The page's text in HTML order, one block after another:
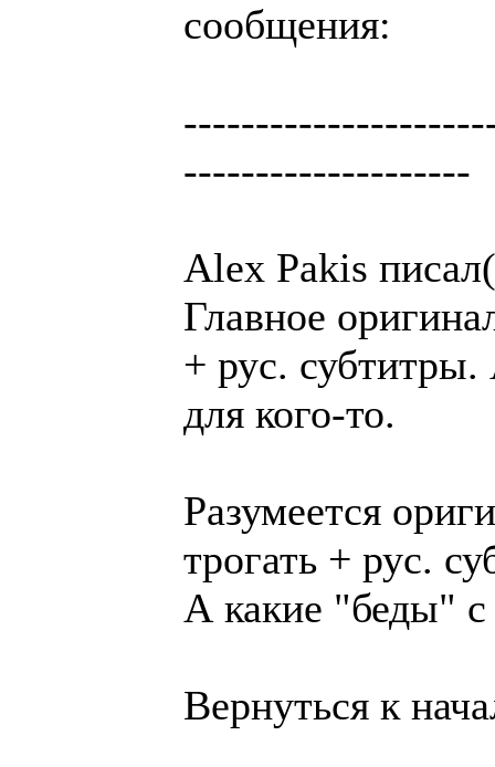
сообщения:
--------------------
Alex Pakis
Главное
+ рус. субтитры.
для кого-то.
Разумеется
трогать + рус.
А какие "беды" с
Вернуться к